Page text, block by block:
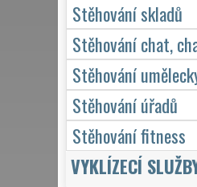
Stěhování skladů
Stěhování chat,
Stěhování
Stěhování úřadů
Stěhování fitness
VYKLÍZECÍ